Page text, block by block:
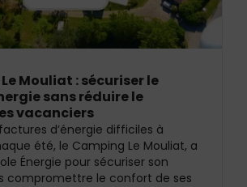
Mouliat : sécuriser le
sans réduire le
vacanciers
d’énergie difficiles à
été, le Camping Le Mouliat, a
Énergie pour sécuriser son
compromettre le confort de ses